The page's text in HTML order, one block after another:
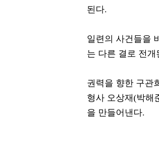
된다.
일련의 사건들을
는 다른 결로 전개
권력을 향한 구관
형사 오상재(박해
을 만들어낸다.